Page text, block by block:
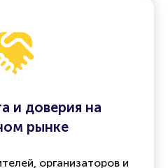
и доверия на
рынке
организаторов и